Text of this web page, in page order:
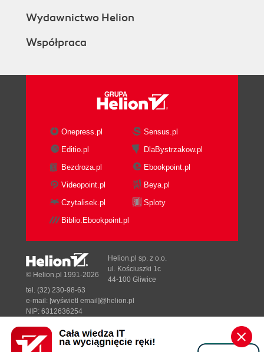
Wydawnictwo Helion
Współpraca
Onepress.pl
Sensus.pl
Editio.pl
DlaBystrzakow.pl
Bezdroza.pl
Ebookpoint.pl
Videopoint.pl
Beya.pl
Czytalisek.pl
Sploty
Biblio.Ebookpoint.pl
Designed with ♥ byTonik.pl
© Helion.pl 1991-2026
Helion.pl sp. z o.o.
ul. Kościuszki 1c
44-100 Gliwice
tel. (32) 230-98-63
e-mail: [wyświetl email]@helion.pl
NIP: 6312636254